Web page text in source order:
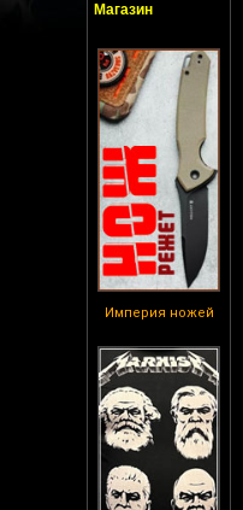
Магазин
Империя ножей